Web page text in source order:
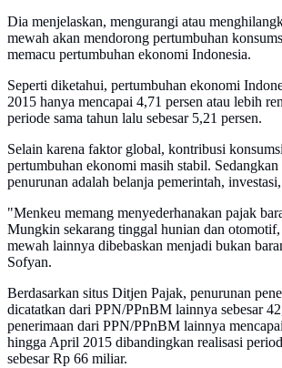
Dia menjelaskan, mengurangi atau
mewah akan mendorong pertumbuhan
memacu pertumbuhan ekonomi Indonesia.
Seperti diketahui, pertumbuhan ekonomi
2015 hanya mencapai 4,71 persen atau lebih
periode sama tahun lalu sebesar 5,21 persen.
Selain karena faktor global, kontribusi
pertumbuhan ekonomi masih stabil.
penurunan adalah belanja pemerintah,
"Menkeu memang menyederhanakan pajak
Mungkin sekarang tinggal hunian dan otomotif,
mewah lainnya dibebaskan menjadi bukan
Sofyan.
Berdasarkan situs Ditjen Pajak, penurunan
dicatatkan dari PPN/PPnBM lainnya sebesar
penerimaan dari PPN/PPnBM lainnya
hingga April 2015 dibandingkan realisasi
sebesar Rp 66 miliar.